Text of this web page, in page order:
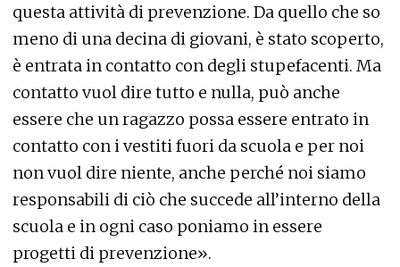
questa attività di prevenzione. Da quello che so
meno di una decina di giovani, è stato scoperto,
è entrata in contatto con degli stupefacenti. Ma
contatto vuol dire tutto e nulla, può anche
essere che un ragazzo possa essere entrato in
contatto con i vestiti fuori da scuola e per noi
non vuol dire niente, anche perché noi siamo
responsabili di ciò che succede all’interno della
scuola e in ogni caso poniamo in essere
progetti di prevenzione».